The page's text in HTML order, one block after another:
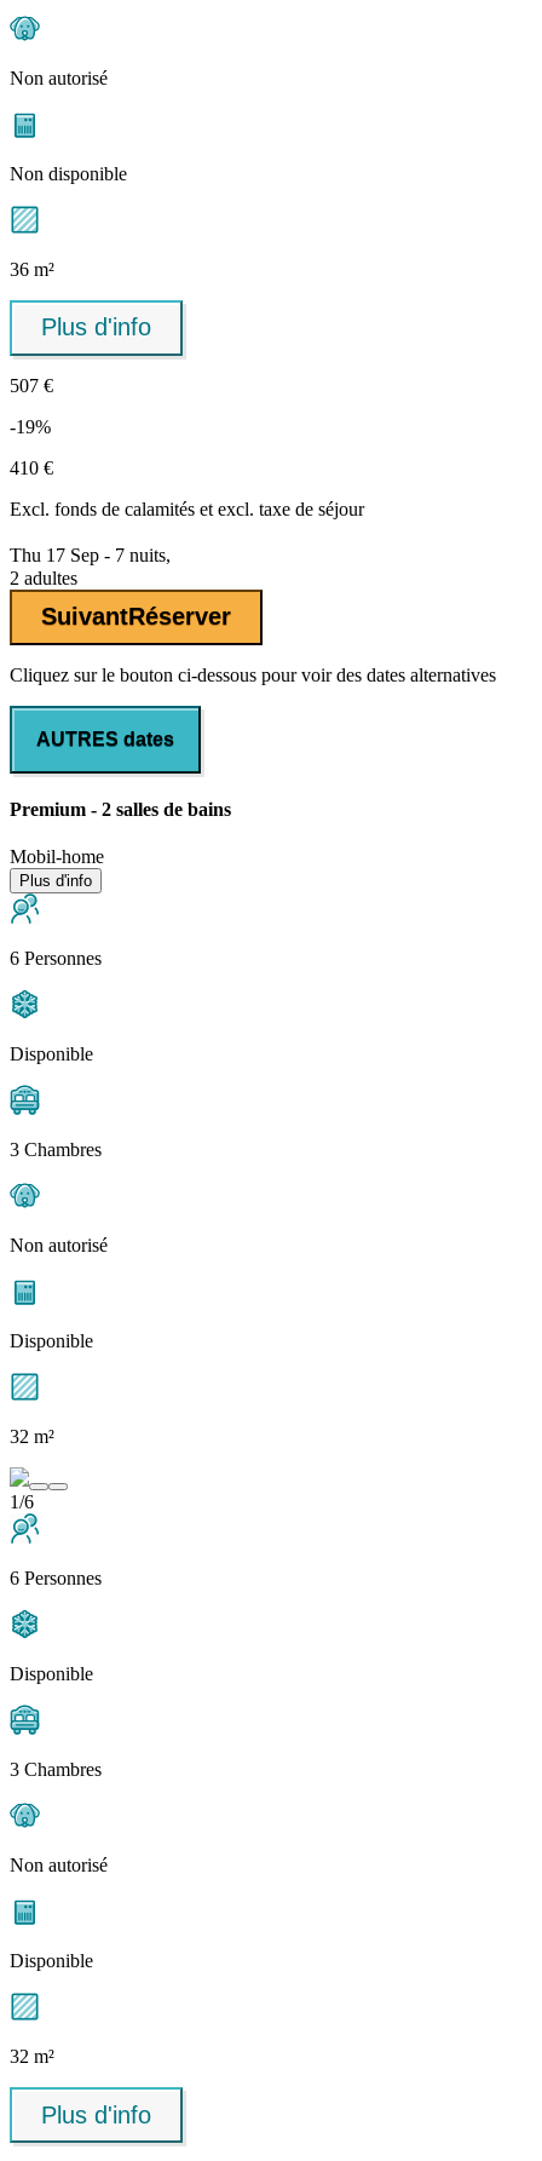
Non autorisé
Non disponible
36 m²
Plus d'info
507 €
-19%
410 €
Excl. fonds de calamités et excl. taxe de séjour
Thu 17 Sep - 7 nuits,
2 adultes
SuivantRéserver
Cliquez sur le bouton ci-dessous pour voir des dates alternatives
AUTRES dates
Premium - 2 salles de bains
Mobil-home
Plus d'info
6 Personnes
Disponible
3 Chambres
Non autorisé
Disponible
32 m²
1/6
6 Personnes
Disponible
3 Chambres
Non autorisé
Disponible
32 m²
Plus d'info